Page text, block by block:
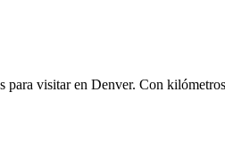
visitar en Denver. Con